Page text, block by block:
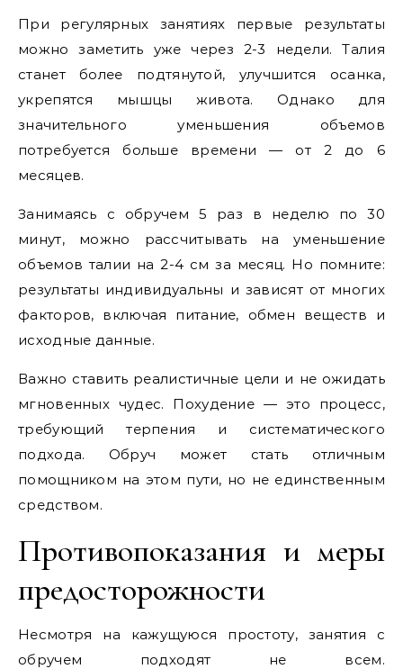
При регулярных занятиях первые результаты
можно заметить уже через 2-3 недели. Талия
станет более подтянутой, улучшится осанка,
укрепятся мышцы живота. Однако для
значительного уменьшения объемов
потребуется больше времени — от 2 до 6
месяцев.
Занимаясь с обручем 5 раз в неделю по 30
минут, можно рассчитывать на уменьшение
объемов талии на 2-4 см за месяц. Но помните:
результаты индивидуальны и зависят от многих
факторов, включая питание, обмен веществ и
исходные данные.
Важно ставить реалистичные цели и не ожидать
мгновенных чудес. Похудение — это процесс,
требующий терпения и систематического
подхода. Обруч может стать отличным
помощником на этом пути, но не единственным
средством.
Противопоказания и меры
предосторожности
Несмотря на кажущуюся простоту, занятия с
обручем подходят не всем.